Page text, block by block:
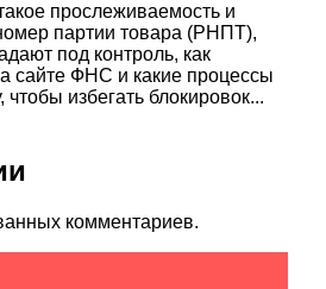
прослеживаемость и
партии товара (РНПТ),
под контроль, как
сайте ФНС и какие процессы
чтобы избегать блокировок...
комментариев.